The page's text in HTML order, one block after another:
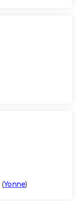
(Yonne)